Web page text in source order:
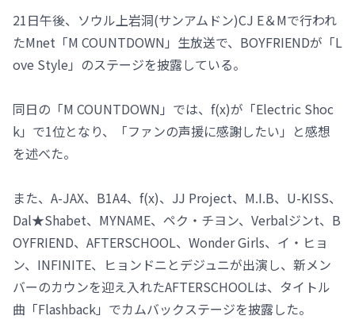
21日午後、ソウル上岩洞(サンアムドン)CJ E＆Mで行われ
たMnet「M COUNTDOWN」生放送で、BOYFRIENDが「L
ove Style」のステージを披露している。
同日の「M COUNTDOWN」では、f(x)が「Electric Shoc
k」で1位となり、「ファンの声援に感謝したい」と感想
を述べた。
また、A-JAX、B1A4、f(x)、JJ Project、M.I.B、U-KISS、
Dal★Shabet、MYNAME、ペク・チヨン、Verbalジンt、B
OYFRIEND、AFTERSCHOOL、Wonder Girls、イ・ヒョ
ン、INFINITE、ヒョンドニとデジュニが出演し、新メン
バーのカウンを迎え入れたAFTERSCHOOLは、タイトル
曲「Flashback」でカムバックステージを披露した。